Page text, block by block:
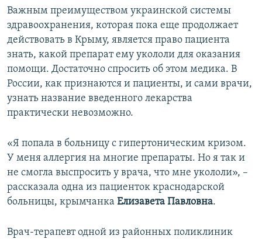
Важным преимуществом украинской системы
здравоохранения, которая пока еще продолжает
действовать в Крыму, является право пациента
знать, какой препарат ему укололи для оказания
помощи. Достаточно спросить об этом медика. В
России, как признаются и пациенты, и сами врачи,
узнать название введенного лекарства
практически невозможно.
«Я попала в больницу с гипертоническим кризом.
У меня аллергия на многие препараты. Но я так и
не смогла выспросить у врача, что мне укололи», –
рассказала одна из пациенток краснодарской
больницы, крымчанка Елизавета Павловна.
Врач-терапевт одной из районных поликлиник